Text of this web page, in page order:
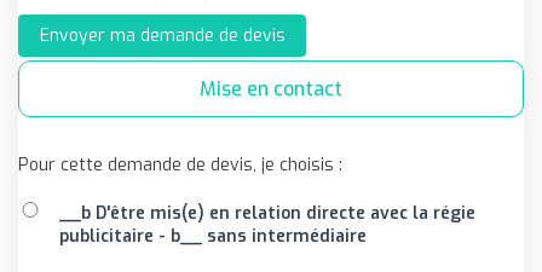
Envoyer ma demande de devis
Mise en contact
Pour cette demande de devis, je choisis :
__b D'être mis(e) en relation directe avec la régie
publicitaire - b__ sans intermédiaire